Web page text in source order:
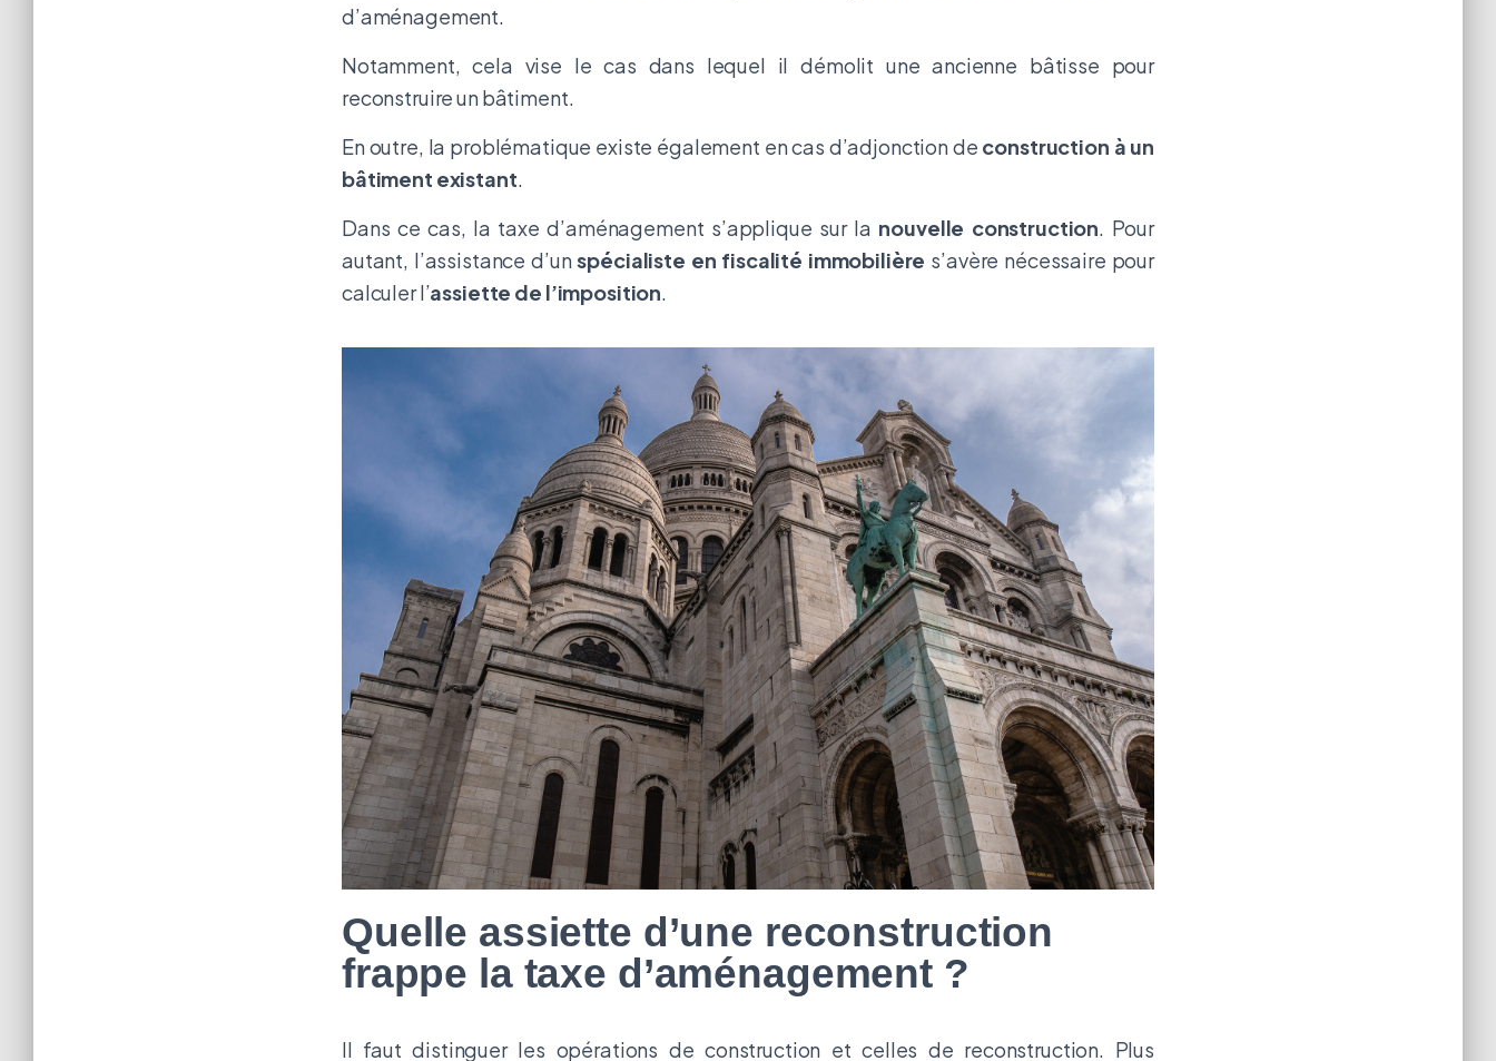
d’aménagement.
Notamment, cela vise le cas dans lequel il démolit une ancienne bâtisse pour
reconstruire un bâtiment.
En outre, la problématique existe également en cas d’adjonction de construction à un
bâtiment existant.
Dans ce cas, la taxe d’aménagement s’applique sur la nouvelle construction. Pour
autant, l’assistance d’unspécialiste en fiscalité immobilière s’avère nécessaire pour
calculer l’assiette de l’imposition.
Quelle assiette d’une reconstruction
frappe la taxe d’aménagement ?
Il faut distinguer les opérations de construction et celles de reconstruction. Plus